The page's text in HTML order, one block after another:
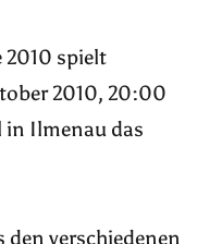
2010 spielt
2010, 20:00
Ilmenau das
den verschiedenen